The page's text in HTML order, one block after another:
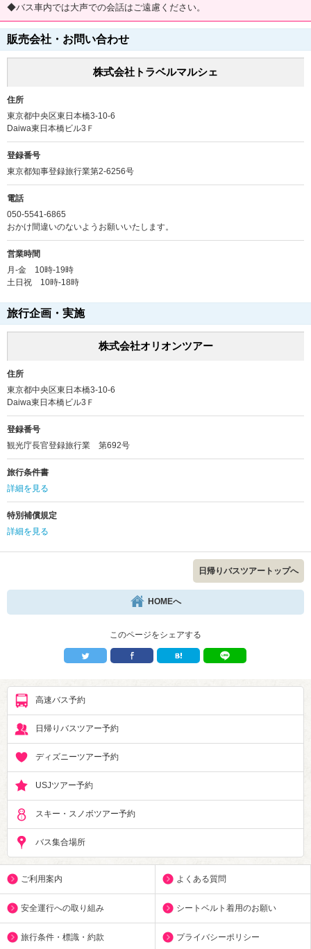
◆バス車内では大声での会話はご遠慮ください。
販売会社・お問い合わせ
株式会社トラベルマルシェ
住所
東京都中央区東日本橋3-10-6
Daiwa東日本橋ビル3Ｆ
登録番号
東京都知事登録旅行業第2-6256号
電話
050-5541-6865
おかけ間違いのないようお願いいたします。
営業時間
月-金 10時-19時
土日祝 10時-18時
旅行企画・実施
株式会社オリオンツアー
住所
東京都中央区東日本橋3-10-6
Daiwa東日本橋ビル3Ｆ
登録番号
観光庁長官登録旅行業 第692号
旅行条件書
詳細を見る
特別補償規定
詳細を見る
日帰りバスツアートップへ
HOMEへ
このページをシェアする
高速バス予約
日帰りバスツアー予約
ディズニーツアー予約
USJツアー予約
スキー・スノボツアー予約
バス集合場所
ご利用案内 よくある質問
安全運行への取り組み シートベルト着用のお願い
旅行条件・標識・約款 プライバシーポリシー